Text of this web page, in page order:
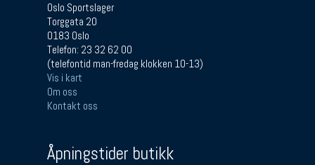
Oslo Sportslager
Torggata 20
0183 Oslo
Telefon: 23 32 62 00
(telefontid man-fredag klokken 10-13)
Vis i kart
Om oss
Kontakt oss
Åpningstider butikk